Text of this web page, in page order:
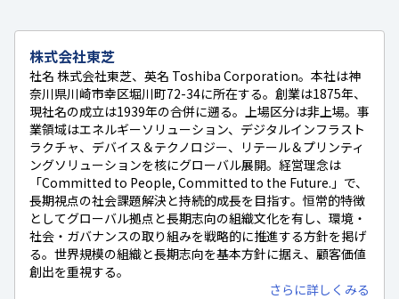
株式会社東芝
社名 株式会社東芝、英名 Toshiba Corporation。本社は神
奈川県川崎市幸区堀川町72-34に所在する。創業は1875年、
現社名の成立は1939年の合併に遡る。上場区分は非上場。事
業領域はエネルギーソリューション、デジタルインフラスト
ラクチャ、デバイス＆テクノロジー、リテール＆プリンティ
ングソリューションを核にグローバル展開。経営理念は
「Committed to People, Committed to the Future.」で、
長期視点の社会課題解決と持続的成長を目指す。恒常的特徴
としてグローバル拠点と長期志向の組織文化を有し、環境・
社会・ガバナンスの取り組みを戦略的に推進する方針を掲げ
る。世界規模の組織と長期志向を基本方針に据え、顧客価値
創出を重視する。
さらに詳しくみる